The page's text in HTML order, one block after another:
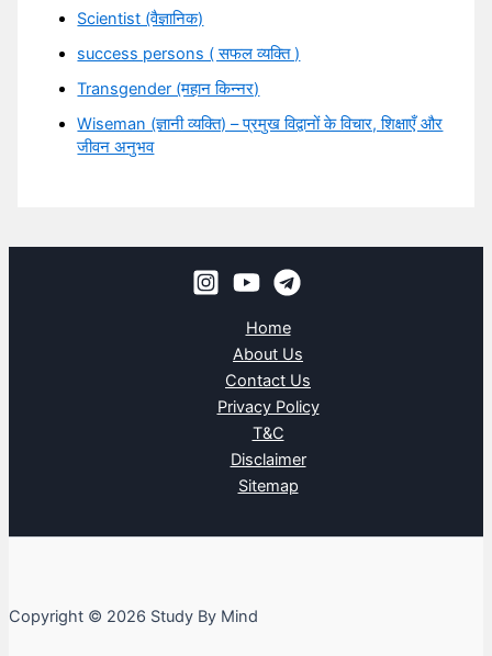
Scientist (वैज्ञानिक)
success persons ( सफल व्यक्ति )
Transgender (महान किन्नर)
Wiseman (ज्ञानी व्यक्ति) – प्रमुख विद्वानों के विचार, शिक्षाएँ और
जीवन अनुभव
Home
About Us
Contact Us
Privacy Policy
T&C
Disclaimer
Sitemap
Copyright © 2026 Study By Mind